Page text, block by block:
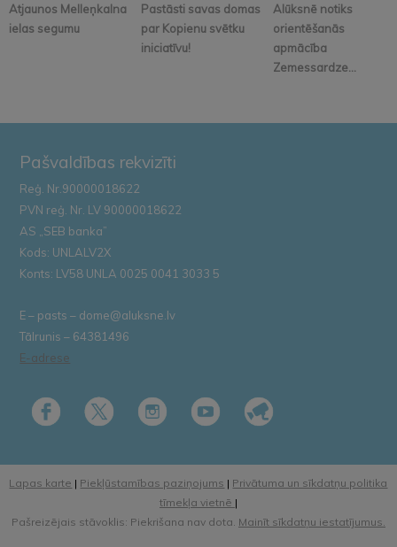
Atjaunos Melleņkalna
ielas segumu
Pastāsti savas domas
par Kopienu svētku
iniciatīvu!
Alūksnē notiks
orientēšanās
apmācība
Zemessardze...
Pašvaldības rekvizīti
Reģ. Nr.90000018622
PVN reģ. Nr. LV 90000018622
AS „SEB banka”
Kods: UNLALV2X
Konts: LV58 UNLA 0025 0041 3033 5
E – pasts – dome@aluksne.lv
Tālrunis – 64381496
E-adrese
Lapas karte | Piekļūstamības paziņojums | Privātuma un sīkdatņu politika
tīmekļa vietnē |
Pašreizējais stāvoklis: Piekrišana nav dota. Mainīt sīkdatņu iestatījumus.